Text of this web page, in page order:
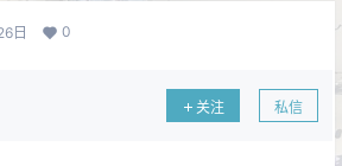
日 0
关注 私信